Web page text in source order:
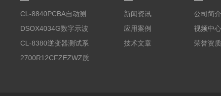
CL-8840PCBA自动测
试台系统
DSOX4034G数字示波
器
CL-8380逆变器测试系
统台
2700R12CFZEZWZ质
新闻资讯
应用案例
技术文章
公司简介
视频中心
荣誉资质